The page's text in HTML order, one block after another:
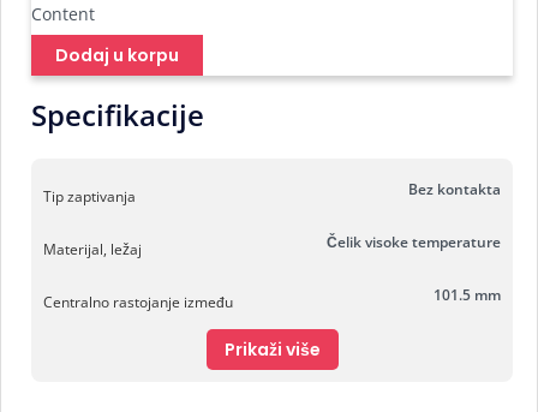
Content
Dodaj u korpu
Specifikacije
Tip zaptivanja Bez kontakta
Materijal, ležaj Čelik visoke temperature
Centralno rastojanje između 101.5 mm
Prikaži više